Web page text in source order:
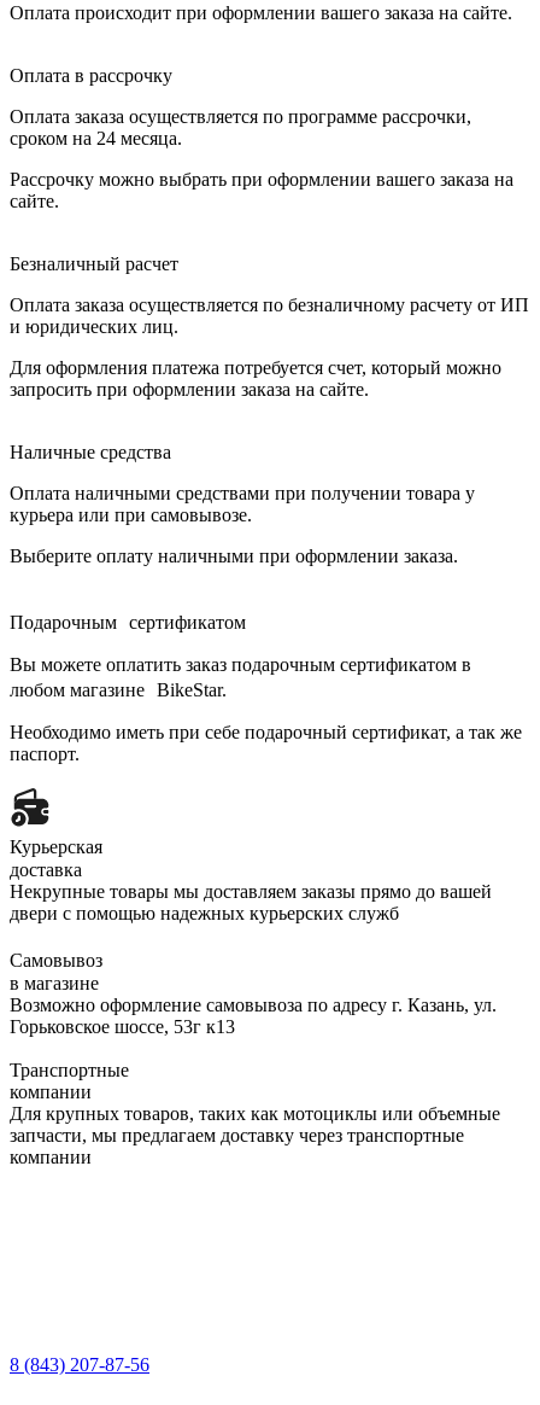
Оплата происходит при оформлении вашего заказа на сайте.
Оплата в рассрочку
Оплата заказа осуществляется по программе рассрочки,
сроком на 24 месяца.
Рассрочку можно выбрать при оформлении вашего заказа на
сайте.
Безналичный расчет
Оплата заказа осуществляется по безналичному расчету от ИП
и юридических лиц.
Для оформления платежа потребуется счет, который можно
запросить при оформлении заказа на сайте.
Наличные средства
Оплата наличными средствами при получении товара у
курьера или при самовывозе.
Выберите оплату наличными при оформлении заказа.
Подарочным сертификатом
Вы можете оплатить заказ подарочным сертификатом в
любом магазине BikeStar.
Необходимо иметь при себе подарочный сертификат, а так же
паспорт.
Курьерская
доставка
Некрупные товары мы доставляем заказы прямо до вашей
двери с помощью надежных курьерских служб
Самовывоз
в магазине
Возможно оформление самовывоза по адресу г. Казань, ул.
Горьковское шоссе, 53г к13
Транспортные
компании
Для крупных товаров, таких как мотоциклы или объемные
запчасти, мы предлагаем доставку через транспортные
компании
8 (843) 207-87-56